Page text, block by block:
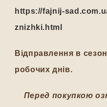
https://fajnij-
znizhki.html
Відправлення в
робочих днів.
Перед покупкою